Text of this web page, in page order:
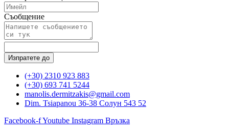
Съобщение
Изпратете до
(+30) 2310 923 883
(+30) 693 741 5244
manolis.dermitzakis@gmail.com
Dim. Tsiapanou 36-38 Солун 543 52
Facebook-fYoutube Instagram Връзка